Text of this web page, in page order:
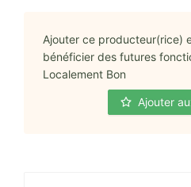
Ajouter ce producteur(rice)
bénéficier des futures
Localement Bon
Ajouter